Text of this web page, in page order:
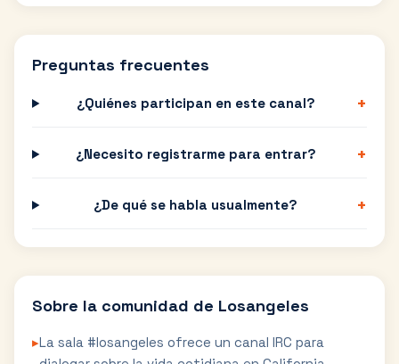
Preguntas frecuentes
¿Quiénes participan en este canal? +
¿Necesito registrarme para entrar? +
¿De qué se habla usualmente? +
Sobre la comunidad de Losangeles
▸La sala #losangeles ofrece un canal IRC para